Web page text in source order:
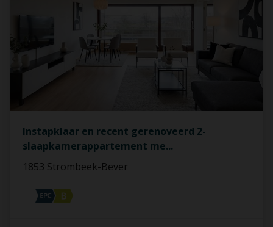
Instapklaar en recent gerenoveerd 2-
slaapkamerappartement me...
1853 Strombeek-Bever